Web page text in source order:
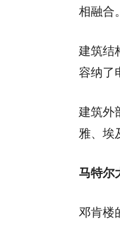
相融合。
建筑结
容纳了
建筑外
雅、埃
马特尔
邓肯楼